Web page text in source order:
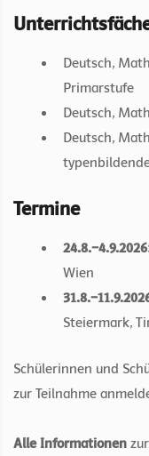
Deutsch,
Primarstufe
Deutsch,
Deutsch,
Termine
Wien
Steiermark,
Schülerinnen und
zur Teilnahme
Alle Informationen